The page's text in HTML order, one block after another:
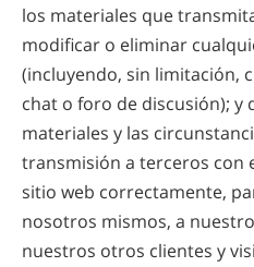
los materiales que
modificar o eliminar
(incluyendo, sin limitación,
chat o foro de discusión); y
materiales y las
transmisión a terceros con
sitio web correctamente,
nosotros mismos, a
nuestros otros clientes y